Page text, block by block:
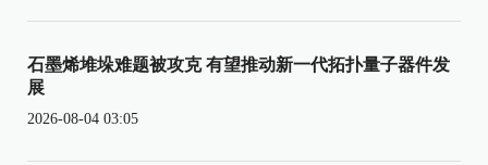
石墨烯堆垛难题被攻克 有望推动新一代拓扑量子器件发
展
2026-08-04 03:05